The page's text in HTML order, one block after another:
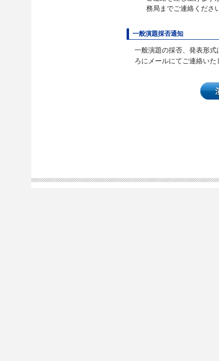
務局までご連絡くださ
一般演題採否通知
一般演題の採否、発表形
ろにメールにてご連絡いた